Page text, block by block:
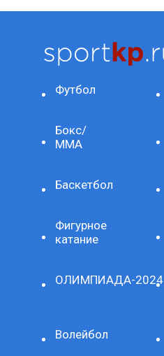
Футбол
Бокс/
ММА
Баскетбол
Фигурное
катание
ОЛИМПИАДА-2024
Волейбол